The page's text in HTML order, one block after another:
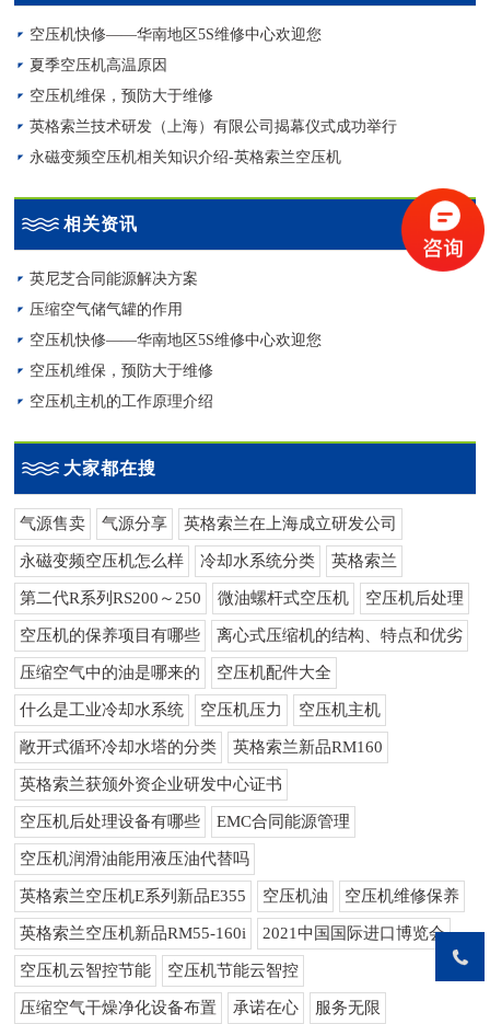
空压机快修——华南地区5S维修中心欢迎您
夏季空压机高温原因
空压机维保，预防大于维修
英格索兰技术研发（上海）有限公司揭幕仪式成功举行
永磁变频空压机相关知识介绍-英格索兰空压机
相关资讯
英尼芝合同能源解决方案
压缩空气储气罐的作用
空压机快修——华南地区5S维修中心欢迎您
空压机维保，预防大于维修
空压机主机的工作原理介绍
大家都在搜
气源售卖 气源分享 英格索兰在上海成立研发公司
永磁变频空压机怎么样 冷却水系统分类 英格索兰
第二代R系列RS200～250 微油螺杆式空压机 空压机后处理
空压机的保养项目有哪些 离心式压缩机的结构、特点和优劣
压缩空气中的油是哪来的 空压机配件大全
什么是工业冷却水系统 空压机压力 空压机主机
敞开式循环冷却水塔的分类 英格索兰新品RM160
英格索兰获颁外资企业研发中心证书
空压机后处理设备有哪些 EMC合同能源管理
空压机润滑油能用液压油代替吗
英格索兰空压机E系列新品E355 空压机油 空压机维修保养
英格索兰空压机新品RM55-160i 2021中国国际进口博览会
空压机云智控节能 空压机节能云智控
压缩空气干燥净化设备布置 承诺在心 服务无限